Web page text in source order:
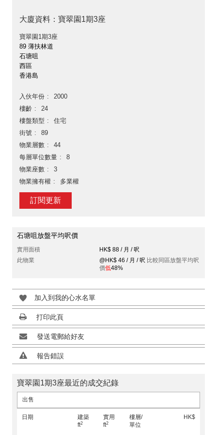
大廈資料：寶翠園1期3座
寶翠園1期3座
89 薄扶林道
石塘咀
西區
香港島
入伙年份
2000
樓齡
24
樓盤類型
住宅
街號
89
物業層數
44
每層單位數量
8
物業座數
3
物業擁有權
多業權
訂閱更新
石塘咀放盤平均呎價
實用面積
HK$ 88 / 月 / 呎
此物業
@HK$ 46 / 月 / 呎 比較同區放盤平均呎
價低48%
加入到我的心水名單
打印此頁
發送電郵給好友
報告錯誤
寶翠園1期3座最近的成交紀錄
出售
日期
建築
ft2
實用
ft2
樓層/
單位
HK$